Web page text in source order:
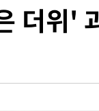
서 모터보트 전복…1
색·성접대 논란 사과
성접대 논란' 축구협
더위'